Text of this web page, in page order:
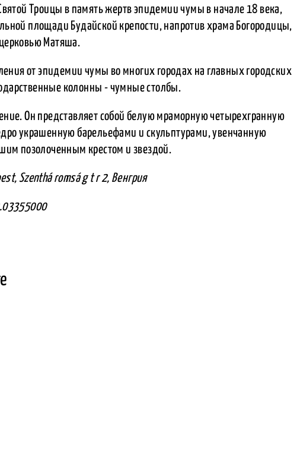
Троицы в память жертв эпидемии чумы в начале 18 века,
площади Будайской крепости, напротив храма Богородицы,
Матяша.
от эпидемии чумы во многих городах на главных городских
колонны - чумные столбы.
Он представляет собой белую мраморную четырехгранную
украшенную барельефами и скульптурами, увенчанную
позолоченным крестом и звездой.
Szenthá romsá g t r 2, Венгрия